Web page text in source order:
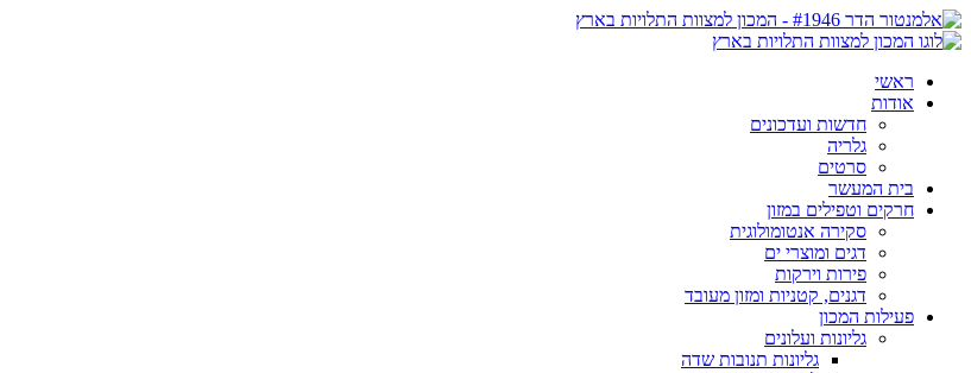
ראשי
אודות
חדשות ועדכונים
גלריה
סרטים
בית המעשר
חרקים וטפילים במזון
סקירה אנטומולוגית
דגים ומוצרי ים
פירות וירקות
דגנים, קטניות ומזון מעובד
פעילות המכון
גליונות ועלונים
גליונות תנובות שדה